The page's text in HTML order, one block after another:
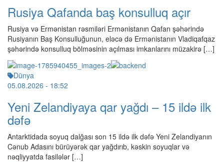
Rusiya Qafanda baş konsulluq açır
Rusiya və Ermənistan rəsmiləri Ermənistanın Qafan şəhərində
Rusiyanın Baş Konsulluğunun, eləcə də Ermənistanın Vladiqafqaz
şəhərində konsulluq bölməsinin açılması imkanlarını müzakirə […]
Dünya
05.08.2026 - 18:52
Yeni Zelandiyaya qar yağdı – 15 ildə ilk
dəfə
Antarktidada soyuq dalğası son 15 ildə ilk dəfə Yeni Zelandiyanın
Cənub Adasını bürüyərək qar yağdırıb, kəskin soyuqlar və
nəqliyyatda fasilələr […]